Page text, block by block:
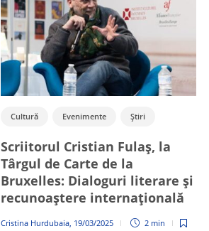
Cultură Evenimente Știri
Scriitorul Cristian Fulaș, la
Târgul de Carte de la
Bruxelles: Dialoguri literare și
recunoaștere internațională
Cristina Hurdubaia 19/03/2025 2 min